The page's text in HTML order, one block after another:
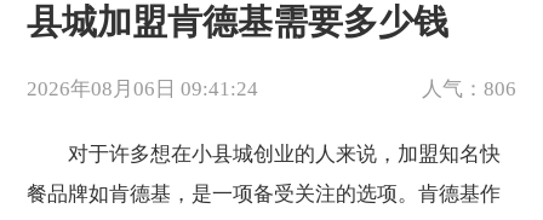
县城加盟肯德基需要多少钱
2026年08月06日 09:41:24 人气：806
对于许多想在小县城创业的人来说，加盟知名快
餐品牌如肯德基，是一项备受关注的选项。肯德基作